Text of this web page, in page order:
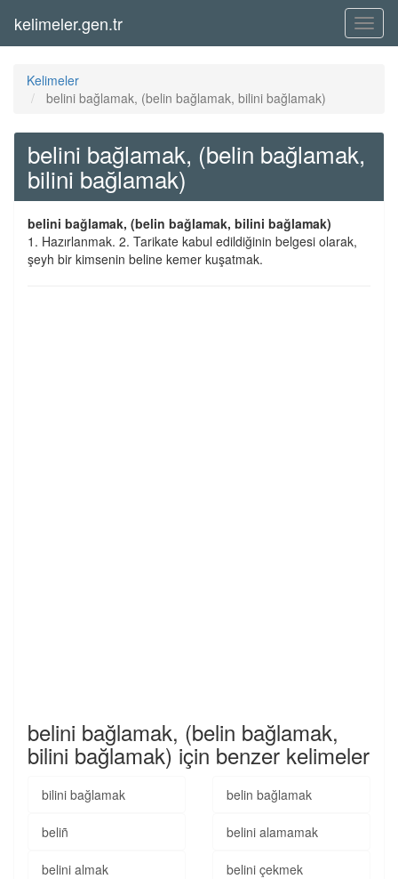
Menü
kelimeler.gen.tr
Kelimeler
belini bağlamak, (belin bağlamak, bilini bağlamak)
belini bağlamak, (belin bağlamak,
bilini bağlamak)
belini bağlamak, (belin bağlamak, bilini bağlamak)
1. Hazırlanmak. 2. Tarikate kabul edildiğinin belgesi olarak,
şeyh bir kimsenin beline kemer kuşatmak.
belini bağlamak, (belin bağlamak,
bilini bağlamak) için benzer kelimeler
bilini bağlamak belin bağlamak
beliñ belini alamamak
belini almak belini çekmek